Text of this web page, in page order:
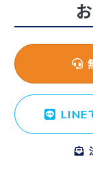
LINE